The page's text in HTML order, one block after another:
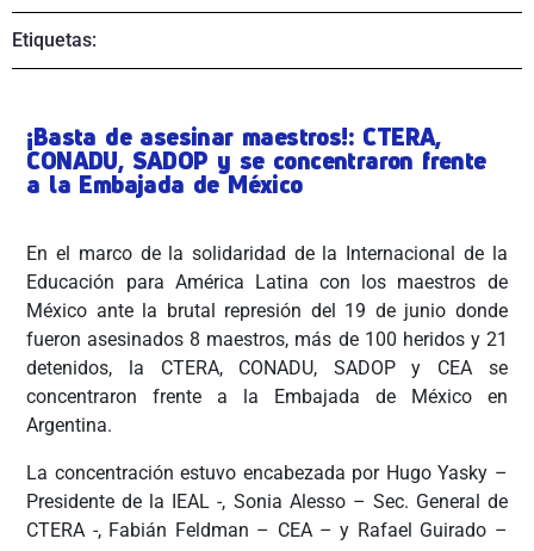
Etiquetas:
¡Basta de asesinar maestros!: CTERA,
CONADU, SADOP y se concentraron frente
a la Embajada de México
En el marco de la solidaridad de la Internacional de la
Educación para América Latina con los maestros de
México ante la brutal represión del 19 de junio donde
fueron asesinados 8 maestros, más de 100 heridos y 21
detenidos, la CTERA, CONADU, SADOP y CEA se
concentraron frente a la Embajada de México en
Argentina.
La concentración estuvo encabezada por Hugo Yasky –
Presidente de la IEAL -, Sonia Alesso – Sec. General de
CTERA -, Fabián Feldman – CEA – y Rafael Guirado –